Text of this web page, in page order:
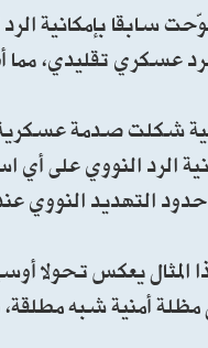
سابقا بإمكانية
عسكري تقليدي،
شكلت صدمة
الرد النووي على
التهديد النووي
المثال يعكس تحولا
مظلة أمنية شبه